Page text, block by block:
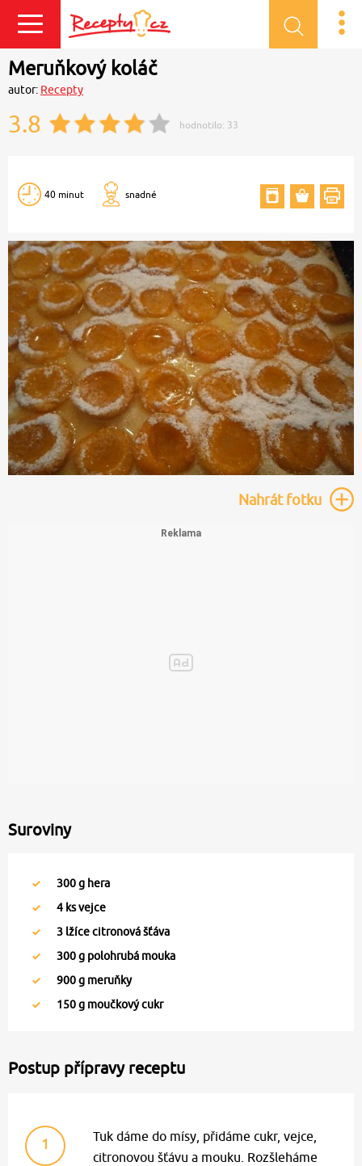
Přihlásit se
Meruňkový koláč
autor: Recepty
3.8 hodnotilo: 33
40 minut snadné
Nahrátfotku
Suroviny
300g hera
4 ks vejce
3 lžíce citronová šťáva
300g polohrubá mouka
900g meruňky
150g moučkový cukr
Postup přípravy receptu
1
Tuk dáme do mísy, přidáme cukr, vejce,
citronovou šťávu a mouku. Rozšleháme